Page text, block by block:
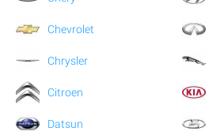
Chevrolet
Chrysler
Citroen
Datsun